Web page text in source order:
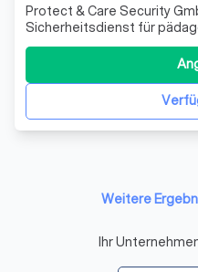
Protect & Care Security
Sicherheitsdienst für
Jugendhilfe, Schulen, Kitas
Unser Schwerpunkt liegt
Krisenintervention und der
Systemsprengern sowie
Weitere
Ihr